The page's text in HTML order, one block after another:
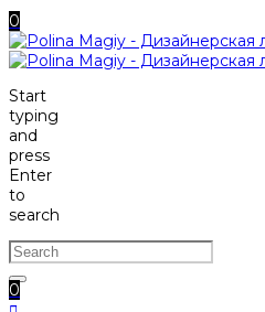
0
Start
typing
and
press
Enter
to
search
0